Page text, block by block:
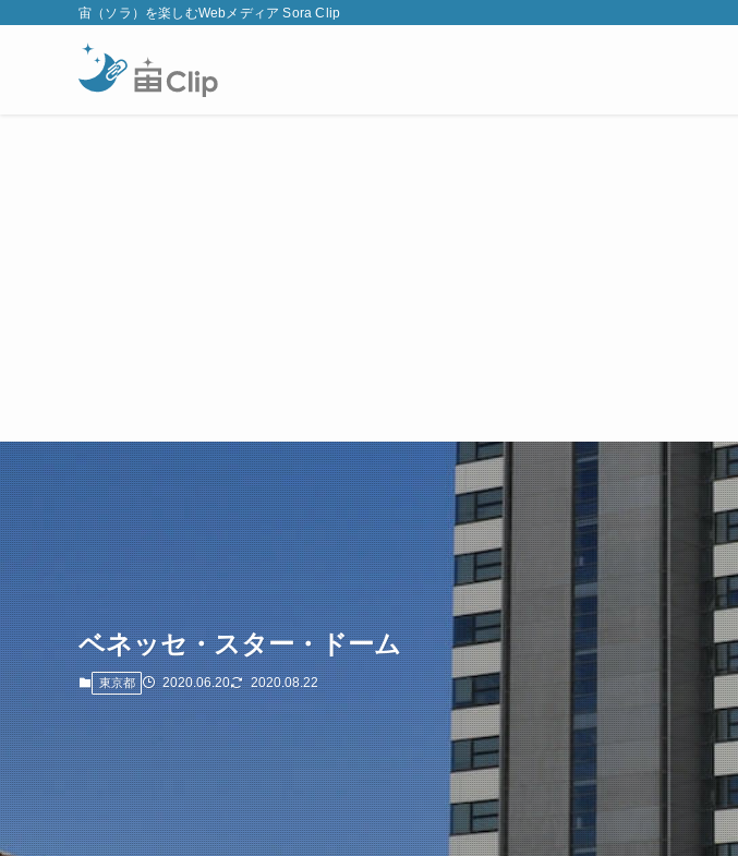
宙（ソラ）を楽しむWebメディア Sora Clip
ベネッセ・スター・ドーム
東京都 2020.06.20 2020.08.22